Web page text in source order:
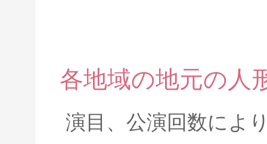
各地域の地元の人
演目、公演回数によ